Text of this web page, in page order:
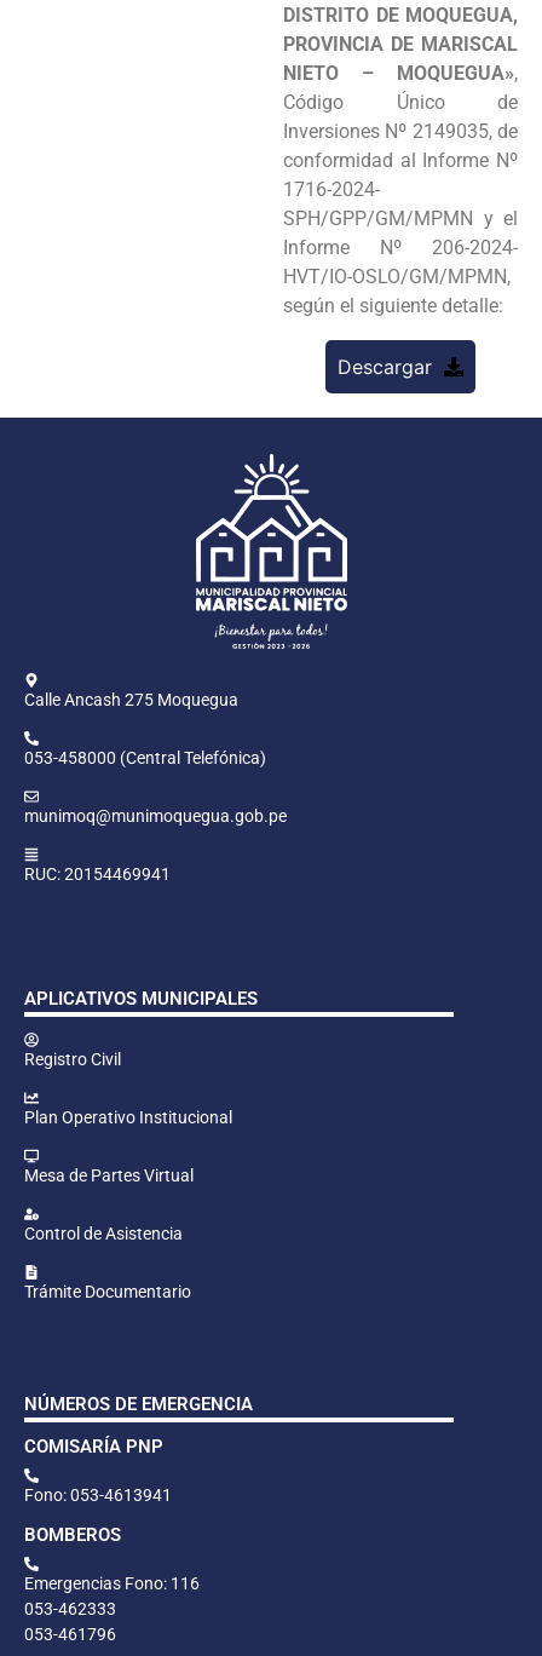
DISTRITO DE MOQUEGUA,
PROVINCIA DE MARISCAL
NIETO – MOQUEGUA»,
Código Único de
Inversiones Nº 2149035, de
conformidad al Informe Nº
1716-2024-
SPH/GPP/GM/MPMN y el
Informe Nº 206-2024-
HVT/IO-OSLO/GM/MPMN,
según el siguiente detalle:
Descargar
Calle Ancash 275 Moquegua
053-458000 (Central Telefónica)
munimoq@munimoquegua.gob.pe
RUC: 20154469941
APLICATIVOS MUNICIPALES
Registro Civil
Plan Operativo Institucional
Mesa de Partes Virtual
Control de Asistencia
Trámite Documentario
NÚMEROS DE EMERGENCIA
COMISARÍA PNP
Fono: 053-4613941
BOMBEROS
Emergencias Fono: 116
053-462333
053-461796